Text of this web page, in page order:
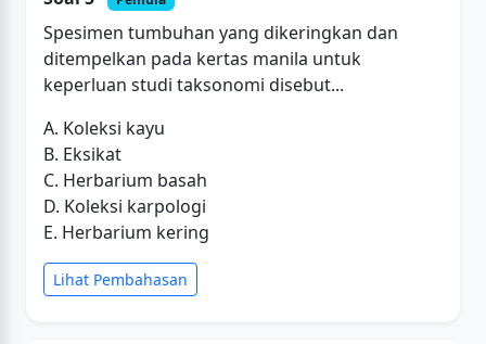
Spesimen tumbuhan yang dikeringkan dan
ditempelkan pada kertas manila untuk
keperluan studi taksonomi disebut...
A. Koleksi kayu
B. Eksikat
C. Herbarium basah
D. Koleksi karpologi
E. Herbarium kering
Lihat Pembahasan